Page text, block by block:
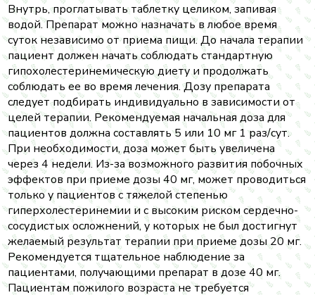
Внутрь, проглатывать таблетку целиком, запивая
водой. Препарат можно назначать в любое время
суток независимо от приема пищи. До начала терапии
пациент должен начать соблюдать стандартную
гипохолестеринемическую диету и продолжать
соблюдать ее во время лечения. Дозу препарата
следует подбирать индивидуально в зависимости от
целей терапии. Рекомендуемая начальная доза для
пациентов должна составлять 5 или 10 мг 1 раз/сут.
При необходимости, доза может быть увеличена
через 4 недели. Из-за возможного развития побочных
эффектов при приеме дозы 40 мг, может проводиться
только у пациентов с тяжелой степенью
гиперхолестеринемии и с высоким риском сердечно-
сосудистых осложнений, у которых не был достигнут
желаемый результат терапии при приеме дозы 20 мг.
Рекомендуется тщательное наблюдение за
пациентами, получающими препарат в дозе 40 мг.
Пациентам пожилого возраста не требуется